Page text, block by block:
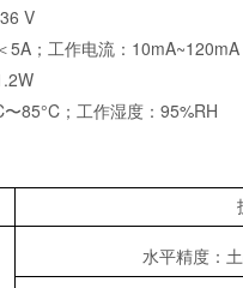
V
5A；工作电流：10mA~120mA
〜85°C；工作湿度：95%RH
水平精度：土